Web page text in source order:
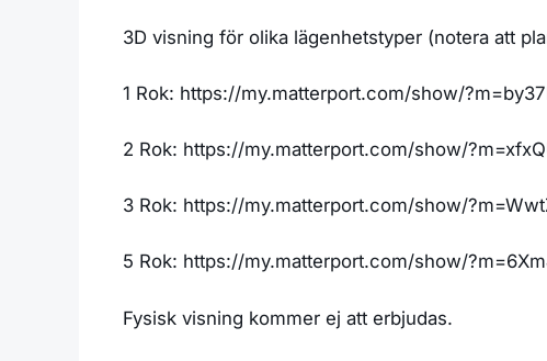
3D visning för olika lägenhetstyper (notera att
1 Rok: https://my.matterport.com/show/
2 Rok: https://my.matterport.com/show/
3 Rok: https://my.matterport.com/show/
5 Rok: https://my.matterport.com/show/
Fysisk visning kommer ej att erbjudas.